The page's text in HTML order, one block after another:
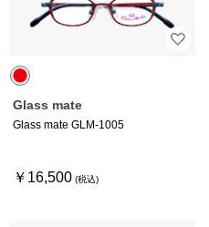
Glass mate
Glass mate GLM-1005
￥16,500